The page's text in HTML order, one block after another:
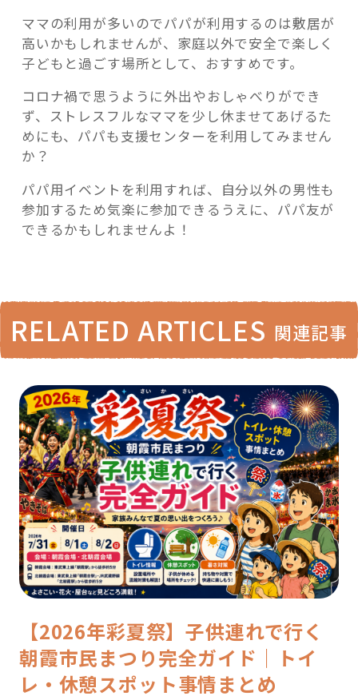
ママの利用が多いのでパパが利用するのは敷居が
高いかもしれませんが、家庭以外で安全で楽しく
子どもと過ごす場所として、おすすめです。
コロナ禍で思うように外出やおしゃべりができ
ず、ストレスフルなママを少し休ませてあげるた
めにも、パパも支援センターを利用してみません
か？
パパ用イベントを利用すれば、自分以外の男性も
参加するため気楽に参加できるうえに、パパ友が
できるかもしれませんよ！
RELATED ARTICLES 関連記事
【2026年彩夏祭】子供連れで行く
朝霞市民まつり完全ガイド｜トイ
レ・休憩スポット事情まとめ